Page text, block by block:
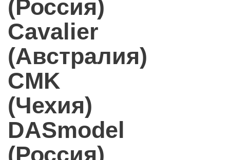
(Россия)
Cavalier
(Австралия)
CMK
(Чехия)
DASmodel
(Россия)